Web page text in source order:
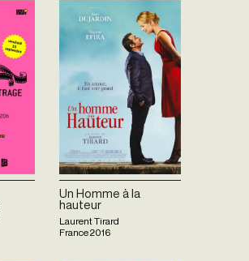
Un Homme à la
hauteur
Laurent Tirard
France2016